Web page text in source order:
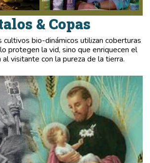
& Copas
cultivos bio-dinámicos utilizan coberturas
protegen la vid, sino que enriquecen el
visitante con la pureza de la tierra.